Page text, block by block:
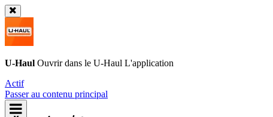
U-Haul Ouvrir dans le U-Haul L'application
Actif
Passer au contenu principal